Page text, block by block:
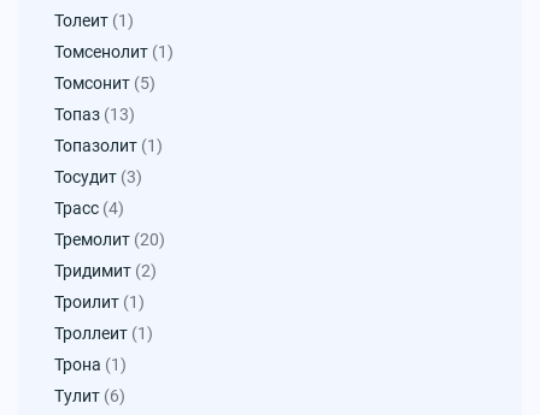
Толеит (1)
Томсенолит (1)
Томсонит (5)
Топаз (13)
Топазолит (1)
Тосудит (3)
Трасс (4)
Тремолит (20)
Тридимит (2)
Троилит (1)
Троллеит (1)
Трона (1)
Тулит (6)